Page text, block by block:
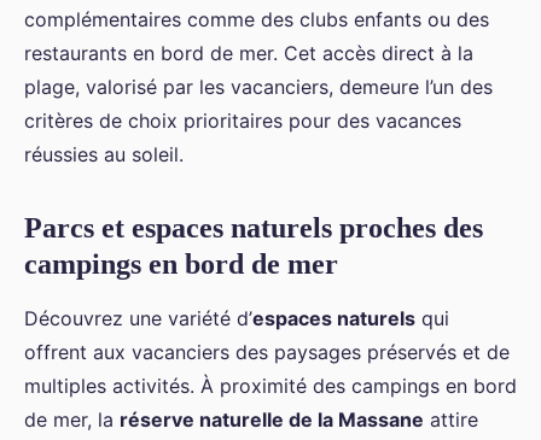
complémentaires comme des clubs enfants ou des
restaurants en bord de mer. Cet accès direct à la
plage, valorisé par les vacanciers, demeure l’un des
critères de choix prioritaires pour des vacances
réussies au soleil.
Parcs et espaces naturels proches des
campings en bord de mer
Découvrez une variété d’espaces naturels qui
offrent aux vacanciers des paysages préservés et de
multiples activités. À proximité des campings en bord
de mer, la réserve naturelle de la Massane attire